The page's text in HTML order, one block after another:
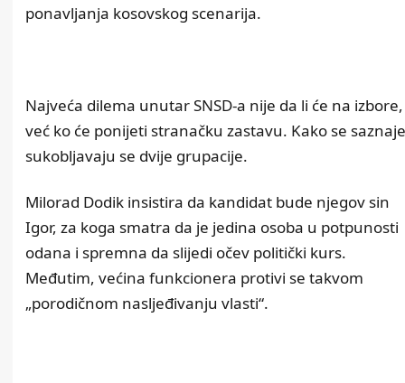
ponavljanja kosovskog scenarija.
Najveća dilema unutar SNSD-a nije da li će na izbore,
već ko će ponijeti stranačku zastavu. Kako se
sukobljavaju se dvije grupacije.
Milorad Dodik insistira da kandidat bude njegov sin
Igor, za koga smatra da je jedina osoba u potpunosti
odana i spremna da slijedi očev politički kurs.
Međutim, većina funkcionera protivi se takvom
„porodičnom nasljeđivanju vlasti“.